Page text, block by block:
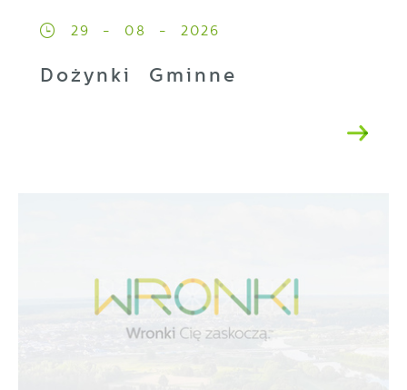
29 - 08 - 2026
Dożynki Gminne